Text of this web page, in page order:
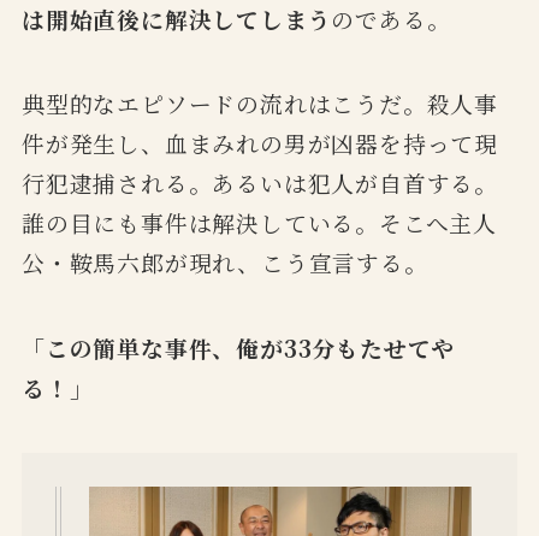
は開始直後に解決してしまう のである。
典型的なエピソードの流れはこうだ。殺人事
件が発生し、血まみれの男が凶器を持って現
行犯逮捕される。あるいは犯人が自首する。
誰の目にも事件は解決している。そこへ主人
公・鞍馬六郎が現れ、こう宣言する。
「この簡単な事件、俺が33分もたせてや
る！」